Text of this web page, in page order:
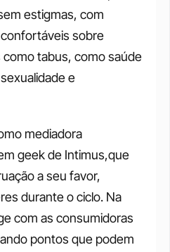
estigmas, com
sobre
tabus, como saúde
e
mediadora
geek de Intimus,que
a seu favor,
durante o ciclo. Na
com as consumidoras
pontos que podem